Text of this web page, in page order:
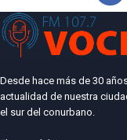
Desde hace más de 30
actualidad de nuestra
el sur del conurbano.